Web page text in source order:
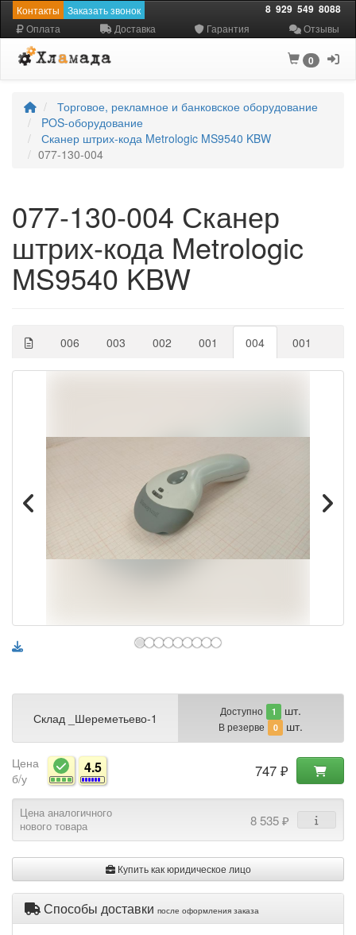
Контакты Заказать звонок 8 929 549 8088
Оплата Доставка Гарантия Отзывы
0
Торговое, рекламное и банковское оборудование
POS-оборудование
Сканер штрих-кода Metrologic MS9540 KBW
077-130-004
077-130-004 Сканер
штрих-кода Metrologic
MS9540 KBW
006 003 002 001 004 001
Склад _Шереметьево-1 Доступно 1 шт.
В резерве 0 шт.
Цена
б/у
4.5 747 ₽
Цена аналогичного
нового товара
8 535 ₽
Купить как юридическое лицо
Способы доставки после оформления заказа